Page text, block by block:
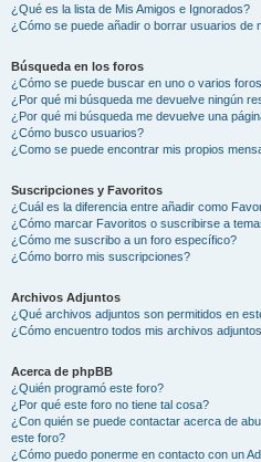
¿Qué es la lista de Mis Amigos e Ignorados?
¿Cómo se puede añadir o borrar usuarios de
Búsqueda en los foros
¿Cómo se puede buscar en uno o varios
¿Por qué mi búsqueda me devuelve ningún
¿Por qué mi búsqueda me devuelve una
¿Cómo busco usuarios?
¿Como se puede encontrar mis propios
Suscripciones y Favoritos
¿Cuál es la diferencia entre añadir como
¿Cómo marcar Favoritos o suscribirse a
¿Cómo me suscribo a un foro específico?
¿Cómo borro mis suscripciones?
Archivos Adjuntos
¿Qué archivos adjuntos son permitidos en
¿Cómo encuentro todos mis archivos
Acerca de phpBB
¿Quién programó este foro?
¿Por qué este foro no tiene tal cosa?
¿Con quién se puede contactar acerca de
este foro?
¿Cómo puedo ponerme en contacto con un